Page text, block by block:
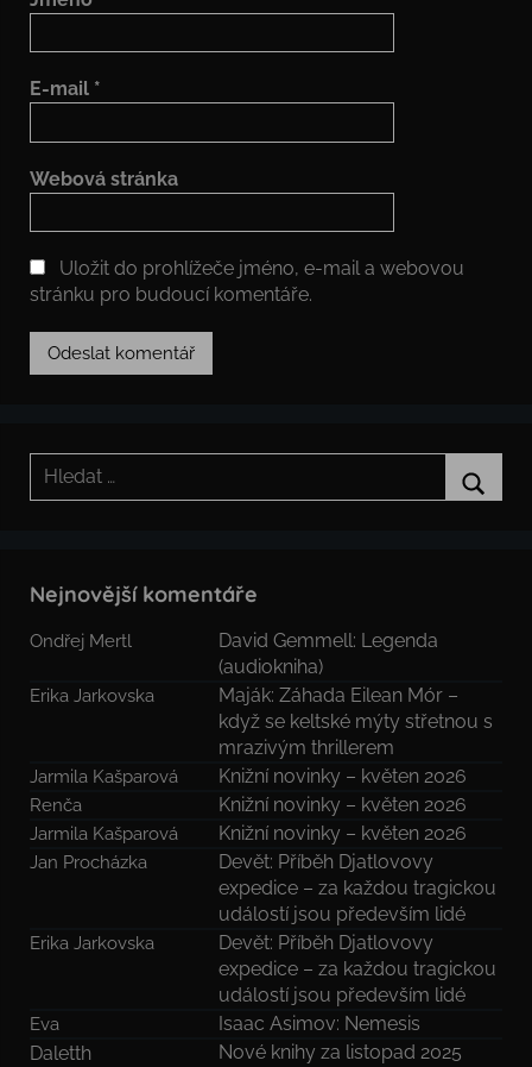
E-mail *
Webová stránka
Uložit do prohlížeče jméno, e-mail a webovou
stránku pro budoucí komentáře.
Hledat:
Nejnovější komentáře
Ondřej Mertl
David Gemmell: Legenda
(audiokniha)
Erika Jarkovska
Maják: Záhada Eilean Mór –
když se keltské mýty střetnou s
mrazivým thrillerem
Jarmila Kašparová Knižní novinky – květen 2026
Renča Knižní novinky – květen 2026
Jarmila Kašparová Knižní novinky – květen 2026
Jan Procházka
Devět: Příběh Djatlovovy
expedice – za každou tragickou
událostí jsou především lidé
Erika Jarkovska
Devět: Příběh Djatlovovy
expedice – za každou tragickou
událostí jsou především lidé
Eva
Isaac Asimov: Nemesis
Daletth
Nové knihy za listopad 2025